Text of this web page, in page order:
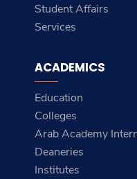
Student Affairs
Services
ACADEMICS
Education
Colleges
Arab Academy
Deaneries
Institutes